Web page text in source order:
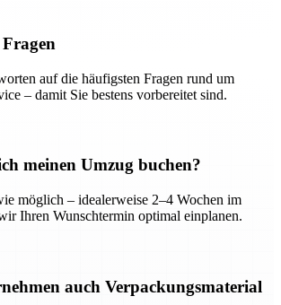
auf die häufigsten Fragen rund um
– damit Sie bestens vorbereitet sind.
meinen Umzug buchen?
möglich – idealerweise 2–4 Wochen im
Ihren Wunschtermin optimal einplanen.
auch Verpackungsmaterial